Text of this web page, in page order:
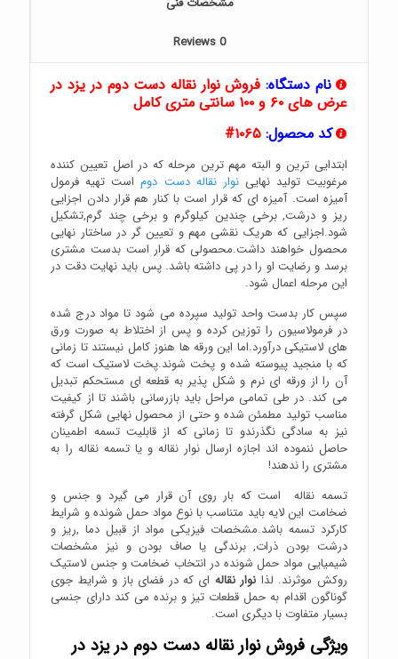
Reviews0
نام دستگاه: فروش نوار نقاله دست دوم در یزد در
عرض های ۶۰ و ۱۰۰ سانتی متری کامل
کد محصول: ۱۰۶۵#
ابتدایی ترین و البته مهم ترین مرحله که در اصل تعیین کننده
مرغوبیت تولید نهایینوار نقاله دست دوماست تهیه فرمول
آمیزه است. آمیزه ای که قرار است با کنار هم قرار دادن اجزایی
ریز و درشت, برخی چندین کیلوگرم و برخی چند گرم,تشکیل
شود.اجزایی که هریک نقشی مهم و تعیین گر در ساختار نهایی
محصول خواهند داشت.محصولی که قرار است بدست مشتری
برسد و رضایت او را در پی داشته باشد. پس باید نهایت دقت در
این مرحله اعمال شود.
سپس کار بدست واحد تولید سپرده می شود تا مواد درج شده
در فرمولاسیون را توزین کرده و پس از اختلاط به صورت ورق
های لاستیکی درآورد.اما این ورقه ها هنوز کامل نیستند تا زمانی
که با منجید پیوسته شده و پخت شوند.پخت لاستیک است که
آن را از ورقه ای نرم و شکل پذیر به قطعه ای مستحکم تبدیل
می کند. در طی تمامی مراحل باید بازرسانی باشند تا از کیفیت
مناسب تولید مطمئن شده و حتی از محصول نهایی شکل گرفته
نیز به سادگی نگذرندو تا زمانی که از قابلیت تسمه اطمینان
حاصل ننموده اند اجازه ارسال نوار نقاله و یا تسمه نقاله را به
مشتری را ندهند!
تسمه نقاله است که بار روی آن قرار می گیرد و جنس و
ضخامت این لایه باید متناسب با نوع مواد حمل شونده و شرایط
کارکرد تسمه باشد.مشخصات فیزیکی مواد از قبیل دما ,ریز و
درشت بودن ذرات, برندگی یا صاف بودن و نیز مشخصات
شیمیایی مواد حمل شونده در انتخاب ضخامت و جنس لاستیک
روکش موثرند. لذا نوار نقاله ای که در فضای باز و شرایط جوی
گوناگون اقدام به حمل قطعات تیز و برنده می کند دارای جنسی
بسیار متفاوت با دیگری است.
ویژگی فروش نوار نقاله دست دوم در یزد در